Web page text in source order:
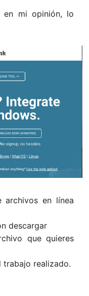
mi opinión, lo
archivos en línea
descargar
que quieres
realizado.